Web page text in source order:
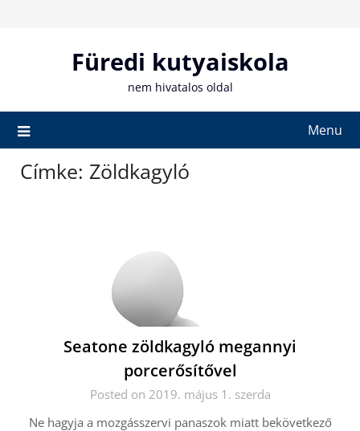
Füredi kutyaiskola
nem hivatalos oldal
Menu
Címke: Zöldkagyló
Seatone zöldkagyló megannyi
porcerősítővel
Posted on 2019. május 1. szerda
Ne hagyja a mozgásszervi panaszok miatt bekövetkező